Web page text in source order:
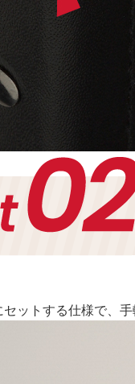
ットする仕様で、